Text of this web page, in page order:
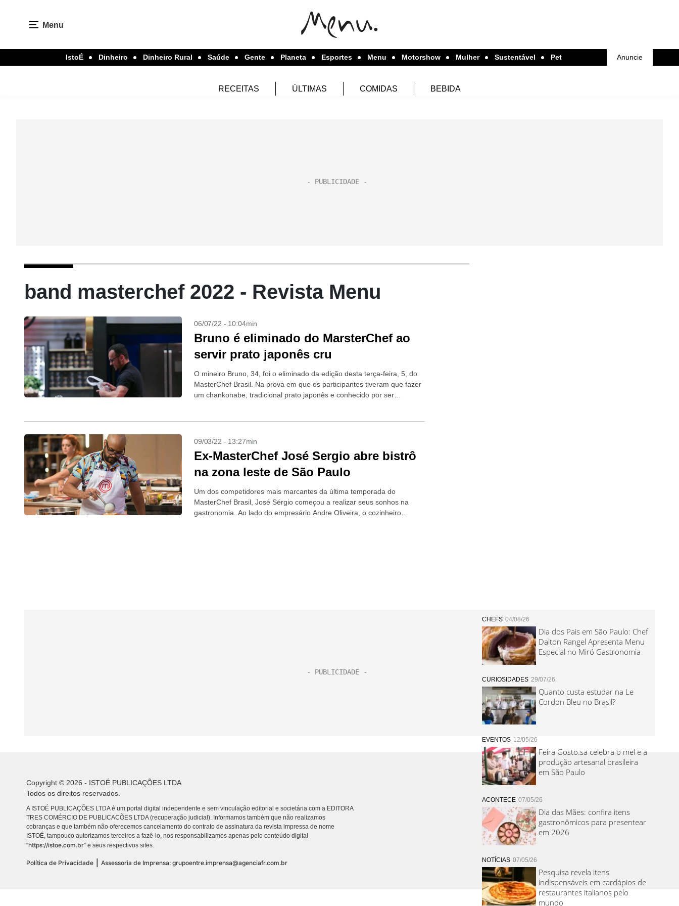
Menu
IstoÉ Dinheiro Dinheiro Rural Saúde Gente Planeta Esportes Menu Motorshow Mulher Sustentável Pet Anuncie
RECEITAS ÚLTIMAS COMIDAS BEBIDA
band masterchef 2022 - Revista Menu
06/07/22 - 10:04min
Bruno é eliminado do MarsterChef ao
servir prato japonês cru
O mineiro Bruno, 34, foi o eliminado da edição desta terça-feira, 5, do
MasterChef Brasil. Na prova em que os participantes tiveram que fazer
um chankonabe, tradicional prato japonês e conhecido por ser
09/03/22 - 13:27min
Ex-MasterChef José Sergio abre bistrô
na zona leste de São Paulo
Um dos competidores mais marcantes da última temporada do
MasterChef Brasil, José Sérgio começou a realizar seus sonhos na
gastronomia. Ao lado do empresário Andre Oliveira, o cozinheiro
CHEFS 04/08/26
Dia dos Pais em São Paulo: Chef
Dalton Rangel Apresenta Menu
Especial no Miró Gastronomia
CURIOSIDADES 29/07/26
Quanto custa estudar na Le
Cordon Bleu no Brasil?
EVENTOS 12/05/26
Feira Gosto.sa celebra o mel e a
produção artesanal brasileira
em São Paulo
ACONTECE 07/05/26
Dia das Mães: confira itens
gastronômicos para presentear
em 2026
NOTÍCIAS 07/05/26
Pesquisa revela itens
indispensáveis em cardápios de
restaurantes italianos pelo
mundo
Copyright © 2026 - ISTOÉ PUBLICAÇÕES LTDA
Todos os direitos reservados.
A ISTOÉ PUBLICAÇÕES LTDA é um portal digital independente e sem vinculação editorial e societária com a EDITORA
TRES COMÉRCIO DE PUBLICACÕES LTDA (recuperação judicial). Informamos também que não realizamos
cobranças e que também não oferecemos cancelamento do contrato de assinatura da revista impressa de nome
ISTOÉ, tampouco autorizamos terceiros a fazê-lo, nos responsabilizamos apenas pelo conteúdo digital
“https://istoe.com.br” e seus respectivos sites.
Política de Privacidade Assessoria de Imprensa: grupoentre.imprensa@agenciafr.com.br